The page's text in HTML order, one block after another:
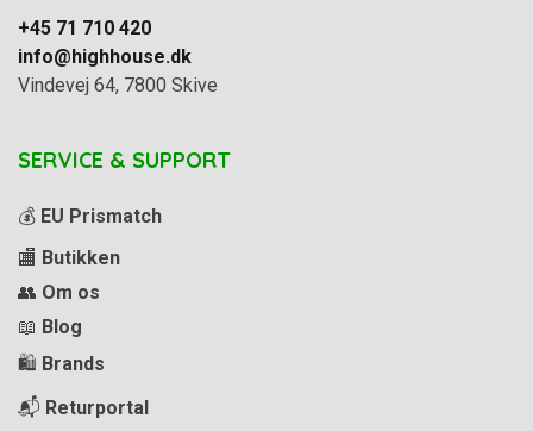
+45 71 710 420
info@highhouse.dk
Vindevej 64, 7800 Skive
SERVICE & SUPPORT
💰 EU Prismatch
🏬 Butikken
👥 Om os
📖 Blog
🛍️ Brands
📬 Returportal